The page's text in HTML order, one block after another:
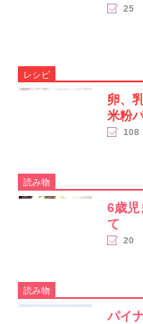
25
レシピ
卵、
米粉
108
読み物
6歳児
て
20
読み物
パイ